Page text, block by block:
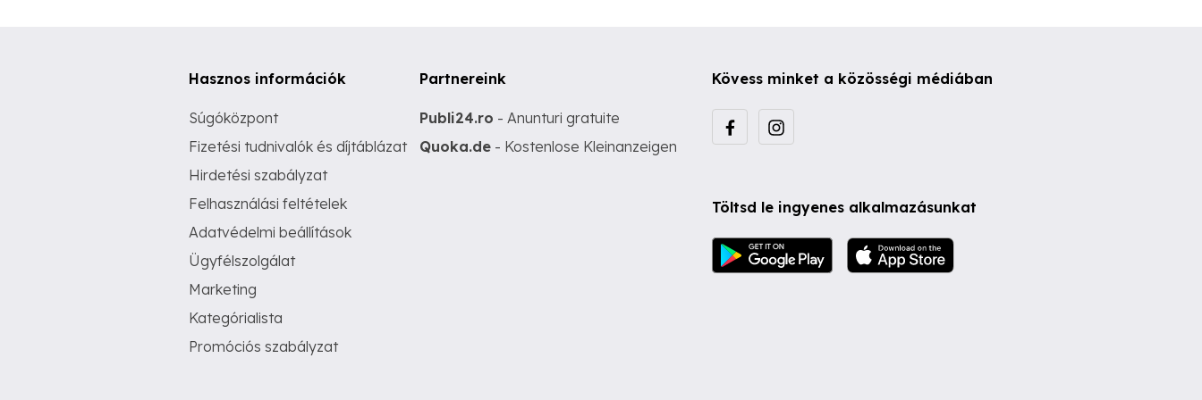
Hasznos információk
Súgóközpont
Fizetési tudnivalók és díjtáblázat
Hirdetési szabályzat
Felhasználási feltételek
Adatvédelmi beállítások
Ügyfélszolgálat
Marketing
Kategórialista
Promóciós szabályzat
Partnereink
Publi24.ro - Anunturi gratuite
Quoka.de - Kostenlose Kleinanzeigen
Kövess minket a közösségi médiában
Töltsd le ingyenes alkalmazásunkat